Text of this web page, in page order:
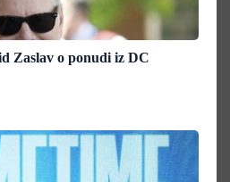
Zaslav o ponudi iz DC